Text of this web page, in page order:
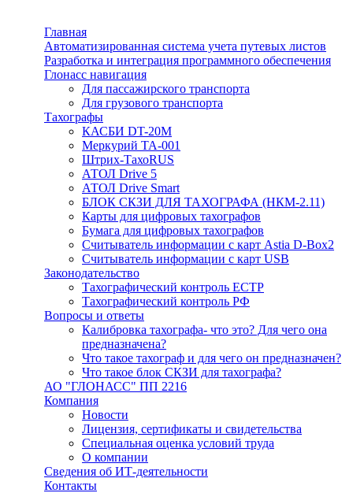
Главная
Автоматизированная система учета путевых листов
Разработка и интеграция программного обеспечения
Глонасс навигация
Для пассажирского транспорта
Для грузового транспорта
Тахографы
КАСБИ DT-20М
Меркурий ТА-001
Штрих-ТахоRUS
АТОЛ Drive 5
АТОЛ Drive Smart
БЛОК СКЗИ ДЛЯ ТАХОГРАФА (НКМ-2.11)
Карты для цифровых тахографов
Бумага для цифровых тахографов
Считыватель информации с карт Astia D-Box2
Считыватель информации с карт USB
Законодательство
Тахографический контроль ЕСТР
Тахографический контроль РФ
Вопросы и ответы
Калибровка тахографа- что это? Для чего она
предназначена?
Что такое тахограф и для чего он предназначен?
Что такое блок СКЗИ для тахографа?
АО "ГЛОНАСС" ПП 2216
Компания
Новости
Лицензия, сертификаты и свидетельства
Специальная оценка условий труда
О компании
Сведения об ИТ-деятельности
Контакты